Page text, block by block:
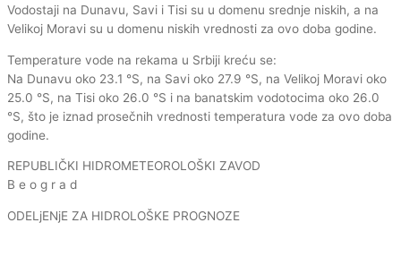
Vodostaji na Dunavu, Savi i Tisi su u domenu srednje niskih, a na
Velikoj Moravi su u domenu niskih vrednosti za ovo doba godine.
Temperature vode na rekama u Srbiji kreću se:
Na Dunavu oko 23.1 °S, na Savi oko 27.9 °S, na Velikoj Moravi oko
25.0 °S, na Tisi oko 26.0 °S i na banatskim vodotocima oko 26.0
°S, što je iznad prosečnih vrednosti temperatura vode za ovo doba
godine.
REPUBLIČKI HIDROMETEOROLOŠKI ZAVOD
B e o g r a d
ODELjENjE ZA HIDROLOŠKE PROGNOZE